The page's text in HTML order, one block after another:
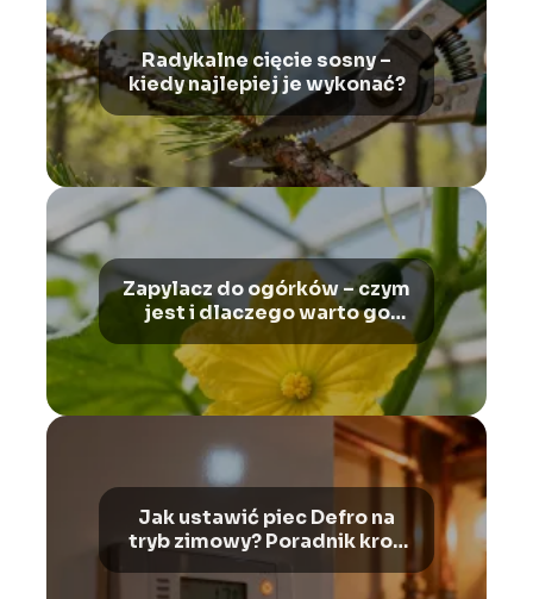
Radykalne cięcie sosny –
kiedy najlepiej je wykonać?
Zapylacz do ogórków – czym
jest i dlaczego warto go
Jak ustawić piec Defro na
tryb zimowy? Poradnik krok